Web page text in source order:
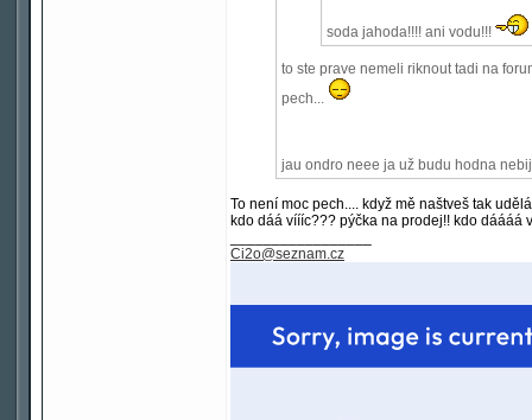
soda jahoda!!!! ani vodu!!!
to ste prave nemeli riknout tadi na
pech...
jau ondro neee ja už budu hodna
To není moc pech.... když mě naštveš tak
kdo dáá víííc??? pýčka na prodej!! kdo dáááá
Ci2o@seznam.cz